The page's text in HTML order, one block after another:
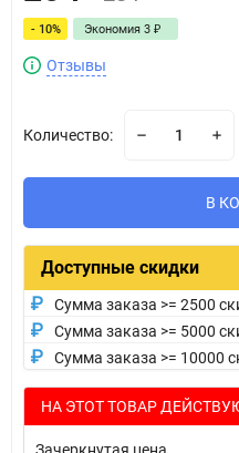
- 10% Экономия 3 ₽
Отзывы
Количество:
В
Доступные скидки
Сумма заказа >= 2500
Сумма заказа >= 5000
Сумма заказа >= 10000
НА ЭТОТ ТОВАР